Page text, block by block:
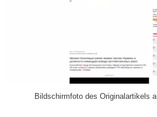
Bildschirmfoto des Originalartikels